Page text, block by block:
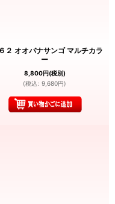
２ オオバナサンゴ マルチカラ
ー
8,800円(税別)
(税込 : 9,680円)